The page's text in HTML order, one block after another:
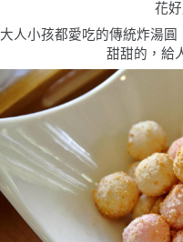
花好
大人小孩都愛吃的傳統炸湯
甜甜的，給